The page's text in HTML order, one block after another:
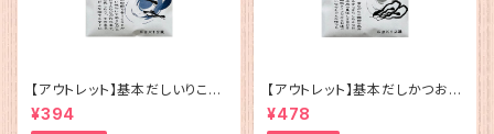
【アウトレット】基本だしいりこ（5
g×12）
¥394
【アウトレット】基本だしかつお
（5g×12）
¥478